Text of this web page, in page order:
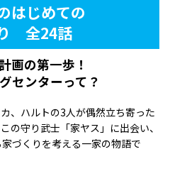
はじめての
全24話
画の第一歩！
センターって？
、ハルトの3人が偶然立ち寄った
の守り武士「家ヤス」に出会い、
づくりを考える一家の物語で